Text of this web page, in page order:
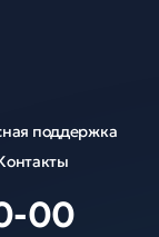
поддержка
00